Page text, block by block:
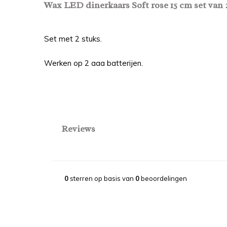
Wax LED dinerkaars Soft rose 15 cm set van
Set met 2 stuks.
Werken op 2 aaa batterijen.
Reviews
0sterren op basis van 0beoordelingen